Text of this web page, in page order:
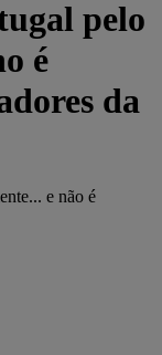
pelo
é
da
e não é